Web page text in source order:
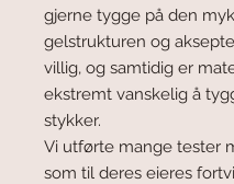
gjerne tygge på den
gelstrukturen og
villig, og samtidig er
ekstremt vanskelig å
stykker.
Vi utførte mange tester
som til deres eieres